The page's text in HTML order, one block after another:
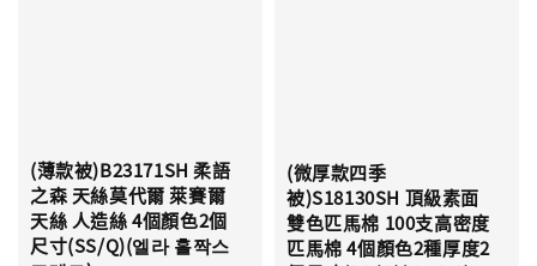
(薄款被)B23171SH 柔語
之森 天絲莫代爾 萊賽爾
天絲 人造絲 4個顏色2個
尺寸(SS/Q)(엘라 홀짝스
(微厚款四季
被)S18130SH 頂級素面
雙色匹馬棉 100支高密度
匹馬棉 4個顏色2種厚度2